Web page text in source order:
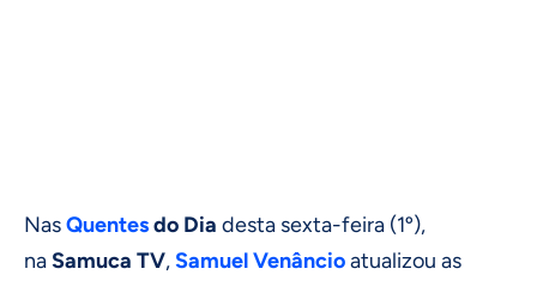
NasQuentesdo Dia desta sexta-feira (1º),
naSamuca TV,Samuel Venâncioatualizou as